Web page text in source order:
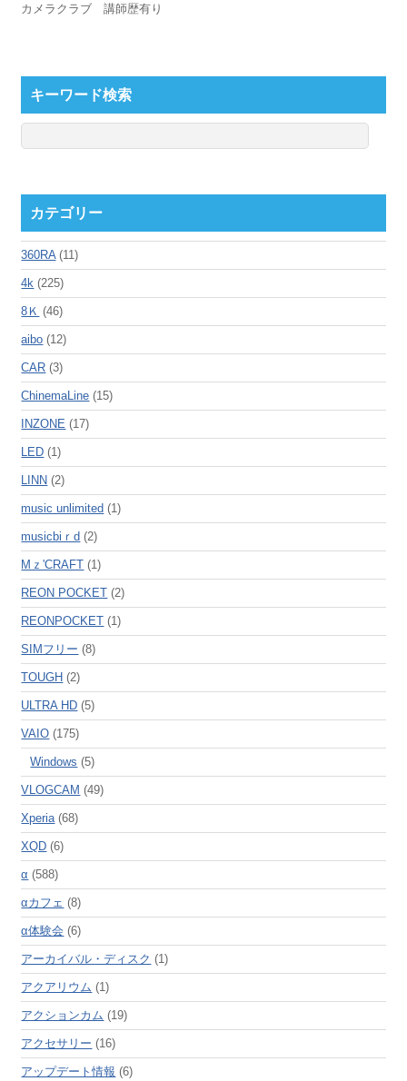
カメラクラブ 講師歴有り
キーワード検索
カテゴリー
360RA(11)
4k (225)
8Ｋ (46)
aibo (12)
CAR (3)
ChinemaLine (15)
INZONE (17)
LED (1)
LINN (2)
music unlimited (1)
musicbiｒd (2)
Mｚ'CRAFT (1)
REON POCKET (2)
REONPOCKET (1)
SIMフリー (8)
TOUGH (2)
ULTRA HD (5)
VAIO (175)
Windows (5)
VLOGCAM (49)
Xperia(68)
XQD (6)
α (588)
αカフェ (8)
α体験会 (6)
アーカイバル・ディスク (1)
アクアリウム (1)
アクションカム (19)
アクセサリー (16)
アップデート情報 (6)